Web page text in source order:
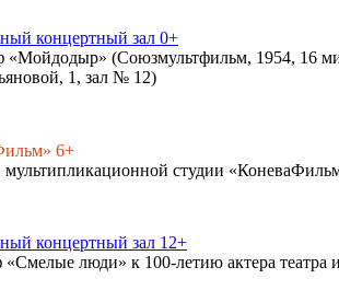
концертный зал 0+
«Мойдодыр» (Союзмультфильм, 1954, 16
1, зал № 12)
6+
мультипликационной студии
концертный зал 12+
«Смелые люди» к 100-летию актера